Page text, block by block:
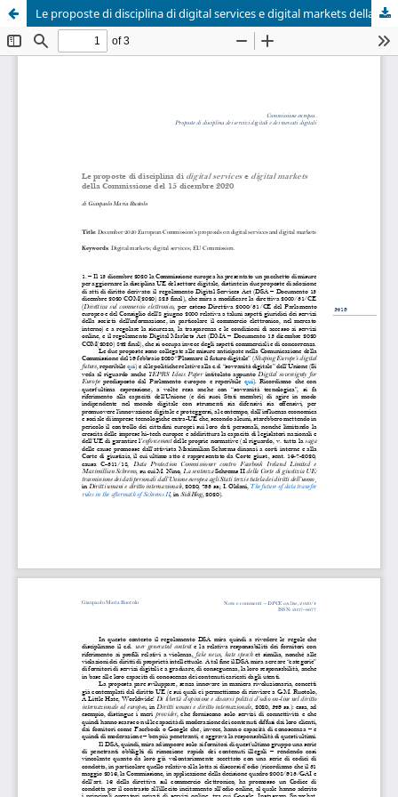
Le proposte di disciplina di digital services e digital markets della Commissione del 15 dicembre 2020